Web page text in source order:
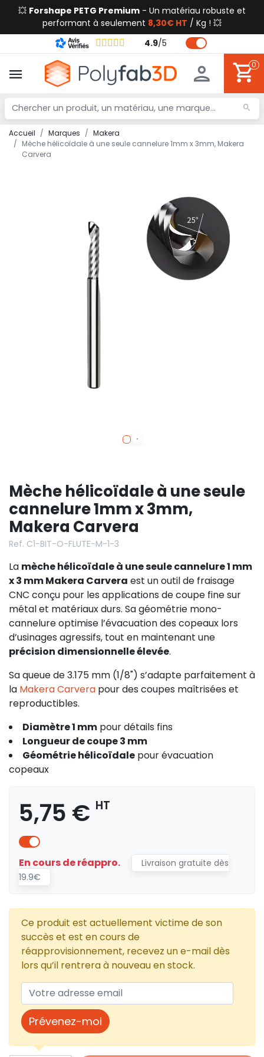
💥 Forshape PETG Premium - Un matériau robuste et
performant à seulement 8,30€ HT / Kg ! 💥
4.9/5
0
Accueil Marques
Makera
Mèche hélicoïdale à une seule cannelure 1mm x 3mm, Makera
Carvera
Mèche hélicoïdale à une seule
cannelure 1mm x 3mm,
Makera Carvera
Ref. C1-BIT-O-FLUTE-M-1-3
La mèche hélicoïdale à une seule cannelure 1 mm
x 3 mm Makera Carvera est un outil de fraisage
CNC conçu pour les applications de coupe fine sur
métal et matériaux durs. Sa géométrie mono-
cannelure optimise l’évacuation des copeaux lors
d’usinages agressifs, tout en maintenant une
précision dimensionnelle élevée.
Sa queue de 3.175 mm (1/8") s’adapte parfaitement à
la Makera Carvera pour des coupes maîtrisées et
reproductibles.
Diamètre 1 mm pour détails fins
Longueur de coupe 3 mm
Géométrie hélicoïdale pour évacuation
copeaux
5,75 € HT
En cours de réappro.
Livraison gratuite dès
19.9€
Ce produit est actuellement victime de son
succès et est en cours de
réapprovisionnement, recevez un e-mail dès
lors qu’il rentrera à nouveau en stock.
Prévenez-moi